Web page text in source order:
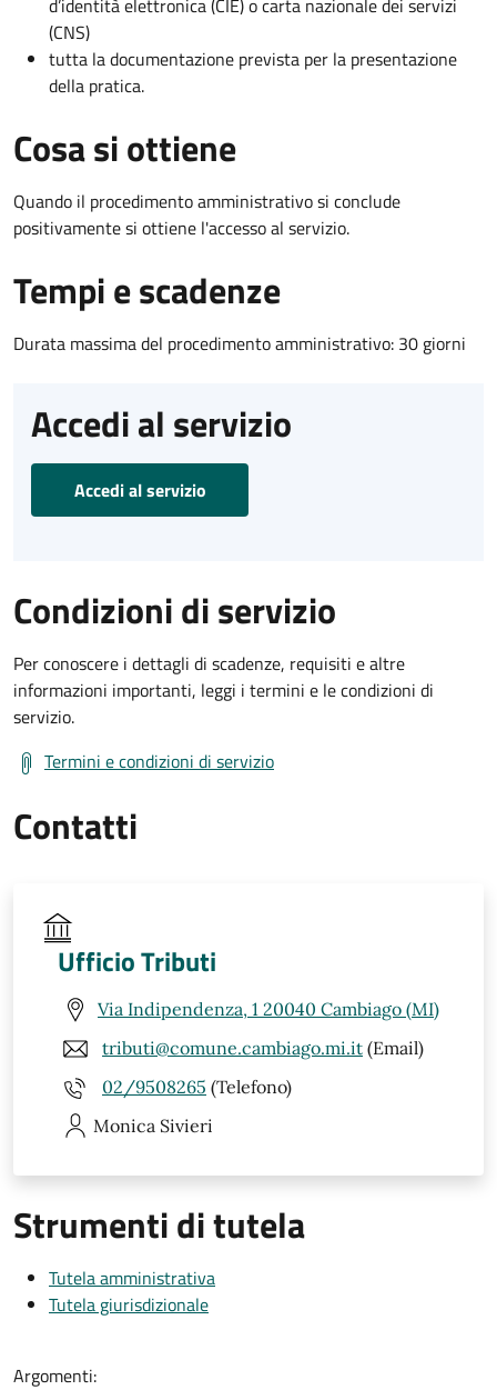
(CNS)
tutta la documentazione prevista per la presentazione
della pratica.
Cosa si ottiene
Quando il procedimento amministrativo si conclude
positivamente si ottiene l'accesso al servizio.
Tempi e scadenze
Durata massima del procedimento amministrativo: 30 giorni
Accedi al servizio
Accedi al servizio
Condizioni di servizio
Per conoscere i dettagli di scadenze, requisiti e altre
informazioni importanti, leggi i termini e le condizioni di
servizio.
Termini e condizioni di servizio
Contatti
Ufficio Tributi
Via Indipendenza, 1 20040 Cambiago (MI)
tributi@comune.cambiago.mi.it (Email)
02/9508265 (Telefono)
Monica Sivieri
Strumenti di tutela
Tutela amministrativa
Tutela giurisdizionale
Argomenti: